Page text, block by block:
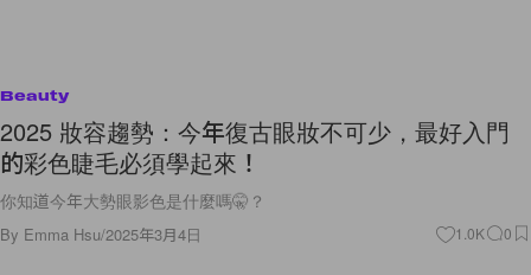
Beauty
2025 妝容趨勢：今年復古眼妝不可少，最好入門
的彩色睫毛必須學起來！
你知道今年大勢眼影色是什麼嗎🤫？
By Emma Hsu/2025年3月4日 1.0K 0